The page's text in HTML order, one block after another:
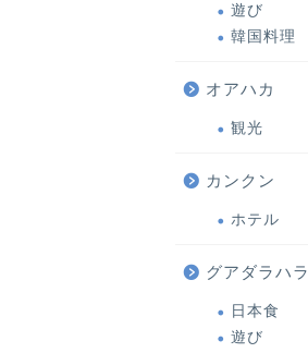
遊び
韓国料理
オアハカ
観光
カンクン
ホテル
グアダラハラ
日本食
遊び